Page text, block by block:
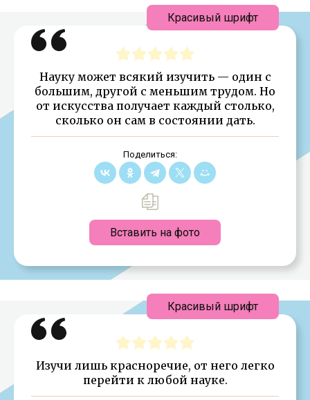
Науку может всякий изучить — один с
большим, другой с меньшим трудом. Но
от искусства получает каждый столько,
сколько он сам в состоянии дать.
Поделиться:
Вставить на фото
Красивый шрифт
Изучи лишь красноречие, от него легко
перейти к любой науке.
Красивый шрифт